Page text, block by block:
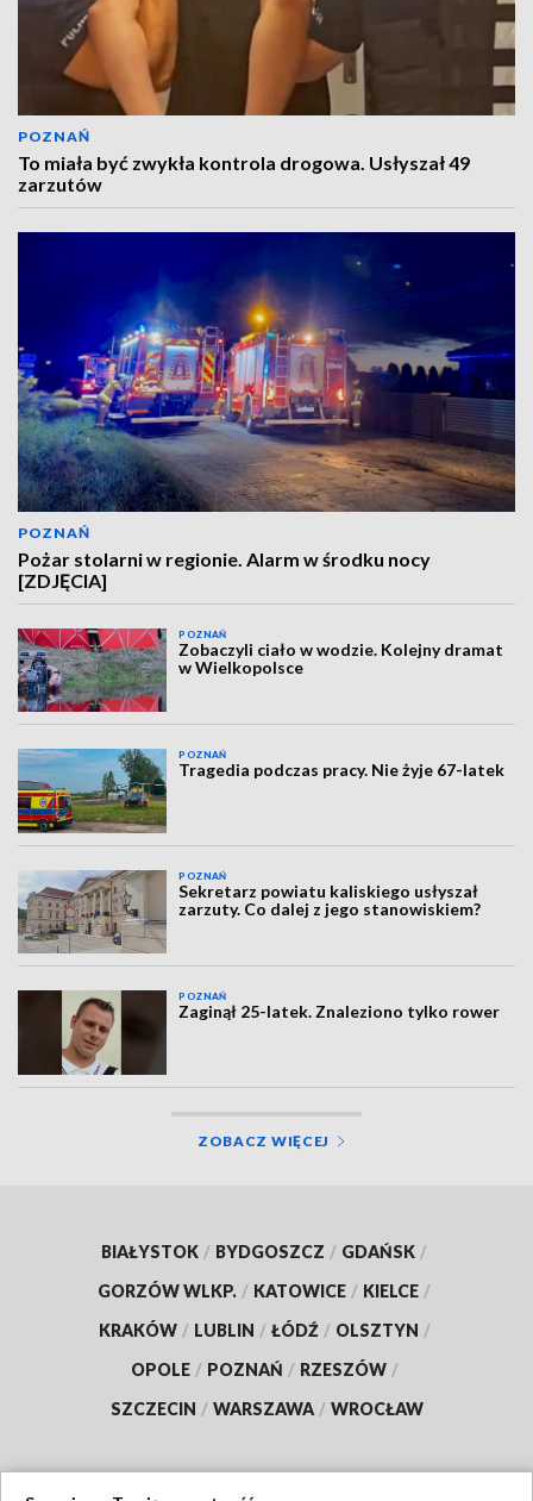
POZNAŃ
To miała być zwykła kontrola drogowa. Usłyszał 49
zarzutów
POZNAŃ
Pożar stolarni w regionie. Alarm w środku nocy
[ZDJĘCIA]
POZNAŃ
Zobaczyli ciało w wodzie. Kolejny dramat
w Wielkopolsce
POZNAŃ
Tragedia podczas pracy. Nie żyje 67-latek
POZNAŃ
Sekretarz powiatu kaliskiego usłyszał
zarzuty. Co dalej z jego stanowiskiem?
POZNAŃ
Zaginął 25-latek. Znaleziono tylko rower
ZOBACZ WIĘCEJ
BIAŁYSTOK / BYDGOSZCZ / GDAŃSK /
GORZÓW WLKP. / KATOWICE / KIELCE /
KRAKÓW / LUBLIN / ŁÓDŹ / OLSZTYN /
OPOLE / POZNAŃ / RZESZÓW /
SZCZECIN / WARSZAWA / WROCŁAW